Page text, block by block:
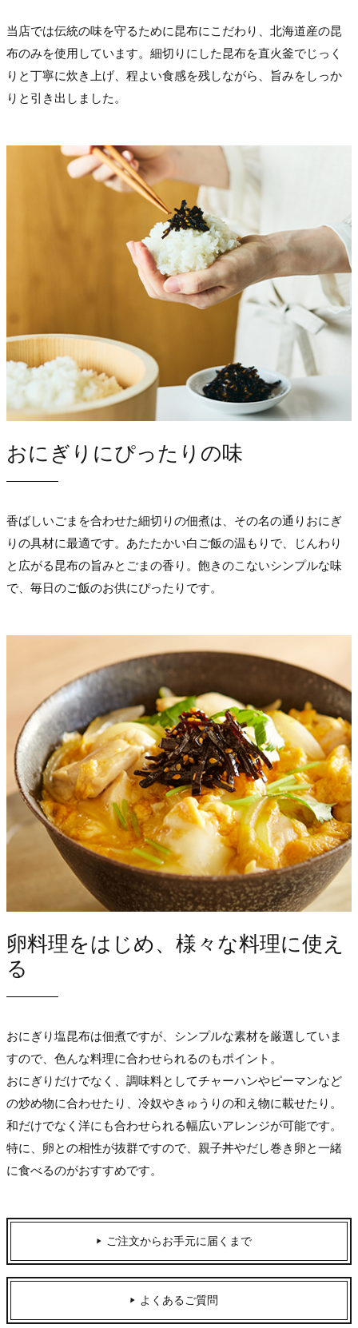
当店では伝統の味を守るために昆布にこだわり、北海道産の昆
布のみを使用しています。細切りにした昆布を直火釜でじっく
りと丁寧に炊き上げ、程よい食感を残しながら、旨みをしっか
りと引き出しました。
おにぎりにぴったりの味
香ばしいごまを合わせた細切りの佃煮は、その名の通りおにぎ
りの具材に最適です。あたたかい白ご飯の温もりで、じんわり
と広がる昆布の旨みとごまの香り。飽きのこないシンプルな味
で、毎日のご飯のお供にぴったりです。
卵料理をはじめ、様々な料理に使え
る
おにぎり塩昆布は佃煮ですが、シンプルな素材を厳選していま
すので、色んな料理に合わせられるのもポイント。
おにぎりだけでなく、調味料としてチャーハンやピーマンなど
の炒め物に合わせたり、冷奴やきゅうりの和え物に載せたり。
和だけでなく洋にも合わせられる幅広いアレンジが可能です。
特に、卵との相性が抜群ですので、親子丼やだし巻き卵と一緒
に食べるのがおすすめです。
ご注文からお手元に届くまで
よくあるご質問